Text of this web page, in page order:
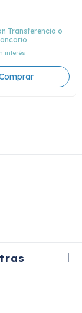
Transferencia o
interés